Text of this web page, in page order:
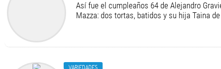
Así fue el cumpleaños 64 de Alejandro
Mazza: dos tortas, batidos y su hija Taina
VARIEDADES